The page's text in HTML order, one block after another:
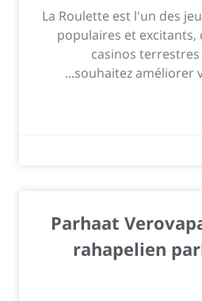
La Roulette est l'un des
populaires et excitants,
casinos terrestres
souhaitez améliorer
Parhaat
rahapelien